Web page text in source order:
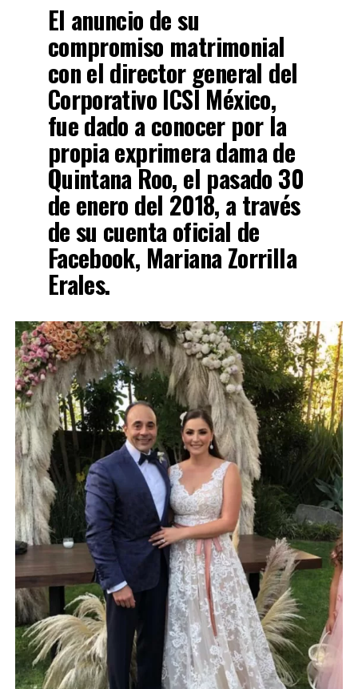
El anuncio de su
compromiso matrimonial
con el director general del
Corporativo ICSI México,
fue dado a conocer por la
propia exprimera dama de
Quintana Roo, el pasado 30
de enero del 2018, a través
de su cuenta oficial de
Facebook, Mariana Zorrilla
Erales.